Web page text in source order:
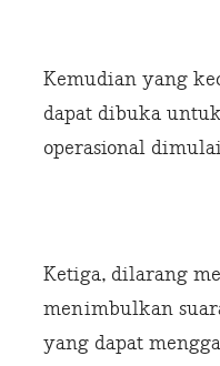
Kemudian yang
dapat dibuka
operasional
Ketiga, dilarang
menimbulkan
yang dapat